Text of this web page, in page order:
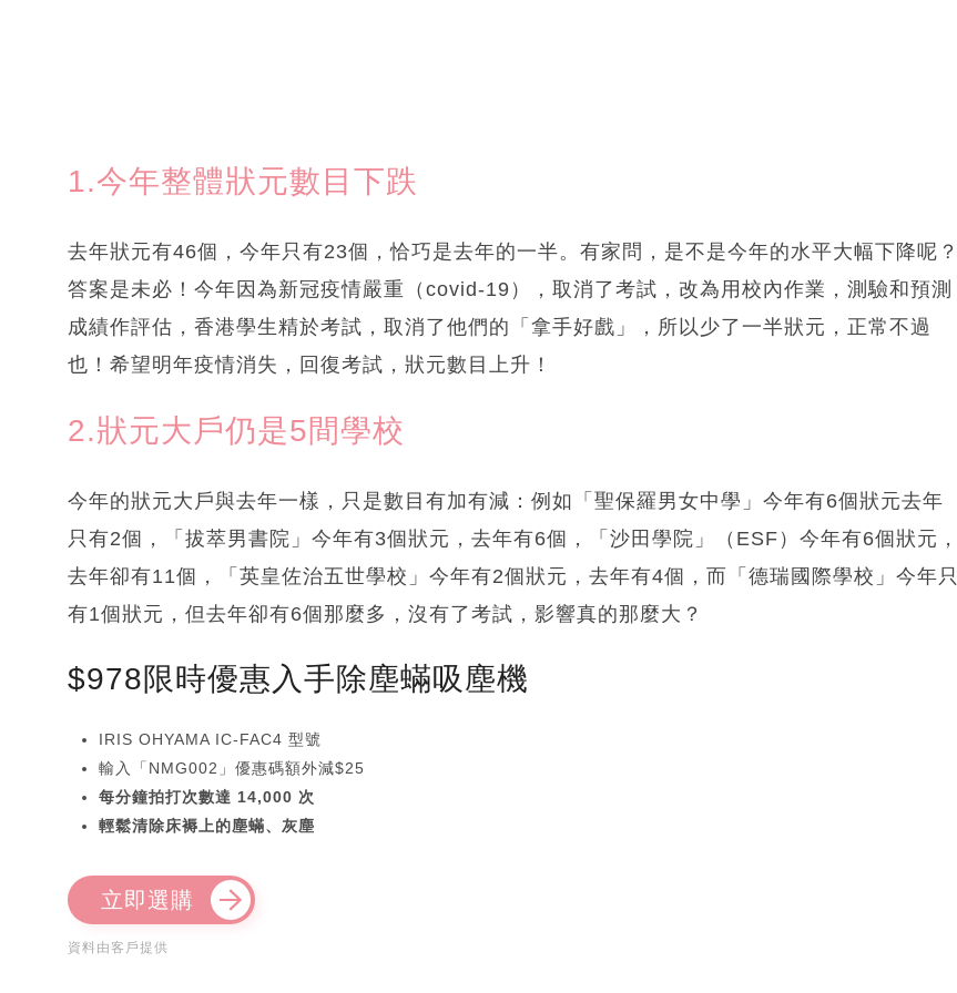
1.今年整體狀元數目下跌
去年狀元有46個，今年只有23個，恰巧是去年的一半。有家問，是不是今年的水平大幅下降呢？
答案是未必！今年因為新冠疫情嚴重（covid-19），取消了考試，改為用校內作業，測驗和預測
成績作評估，香港學生精於考試，取消了他們的「拿手好戲」，所以少了一半狀元，正常不過
也！希望明年疫情消失，回復考試，狀元數目上升！
2.狀元大戶仍是5間學校
今年的狀元大戶與去年一樣，只是數目有加有減：例如「聖保羅男女中學」今年有6個狀元去年
只有2個，「拔萃男書院」今年有3個狀元，去年有6個，「沙田學院」（ESF）今年有6個狀元，
去年卻有11個，「英皇佐治五世學校」今年有2個狀元，去年有4個，而「德瑞國際學校」今年只
有1個狀元，但去年卻有6個那麼多，沒有了考試，影響真的那麼大？
$978限時優惠入手除塵蟎吸塵機
IRIS OHYAMA IC-FAC4 型號
輸入「NMG002」優惠碼額外減$25
每分鐘拍打次數達 14,000 次
輕鬆清除床褥上的塵蟎、灰塵
立即選購
資料由客戶提供